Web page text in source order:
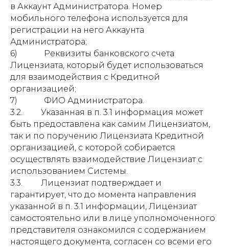
в Аккаунт Администратора. Номер
мобильного телефона используется для
регистрации на него Аккаунта
Администратора;
6) Реквизиты банковского счета
Лицензиата, который будет использоваться
для взаимодействия с Кредитной
организацией;
7) ФИО Администратора.
3.2. Указанная в п. 3.1 информация может
быть предоставлена как самим Лицензиатом,
так и по поручению Лицензиата Кредитной
организацией, с которой собирается
осуществлять взаимодействие Лицензиат с
использованием Системы.
3.3. Лицензиат подтверждает и
гарантирует, что до момента направления
указанной в п. 3.1 информации, Лицензиат
самостоятельно или в лице уполномоченного
представителя ознакомился с содержанием
настоящего документа, согласен со всеми его